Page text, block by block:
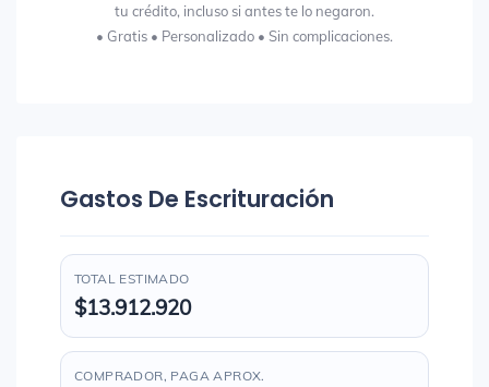
tu crédito, incluso si antes te lo negaron.
• Gratis • Personalizado • Sin complicaciones.
Gastos De Escrituración
TOTAL ESTIMADO
$13.912.920
COMPRADOR, PAGA APROX.